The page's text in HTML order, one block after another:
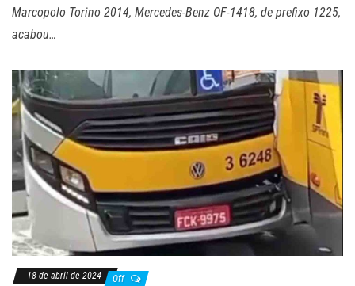
Marcopolo Torino 2014, Mercedes-Benz OF-1418, de prefixo 1225,
acabou…
18 de abril de 2024 Off